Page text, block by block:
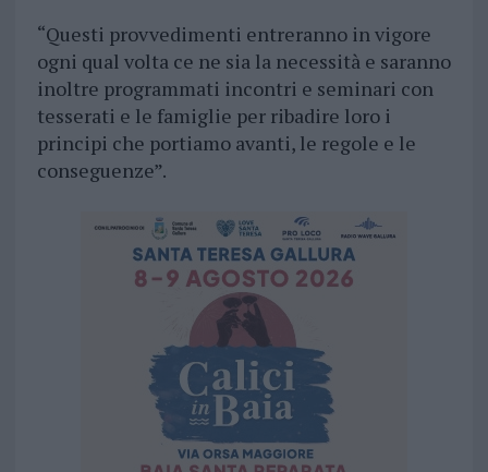
“Questi provvedimenti entreranno in vigore
ogni qual volta ce ne sia la necessità e saranno
inoltre programmati incontri e seminari con
tesserati e le famiglie per ribadire loro i
principi che portiamo avanti, le regole e le
conseguenze”.